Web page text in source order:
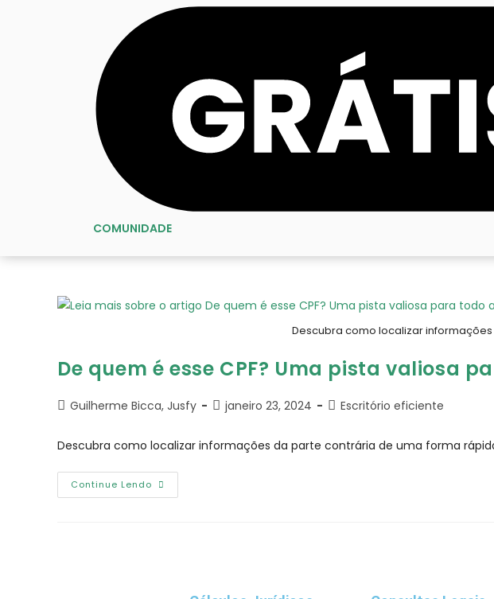
COMUNIDADE
Descubra como localizar
De quem é esse CPF? Uma pista valiosa
Guilherme Bicca, Jusfy janeiro 23, 2024 Escritório eficiente
Descubra como localizar informações da parte contrária de uma forma
Continue Lendo